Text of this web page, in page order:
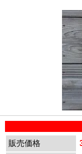
販売価格